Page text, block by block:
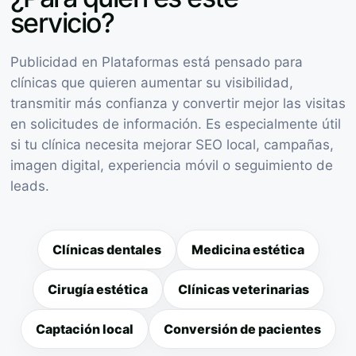
servicio?
Publicidad en Plataformas está pensado para
clínicas que quieren aumentar su visibilidad,
transmitir más confianza y convertir mejor las visitas
en solicitudes de información. Es especialmente útil
si tu clínica necesita mejorar SEO local, campañas,
imagen digital, experiencia móvil o seguimiento de
leads.
Clínicas dentales Medicina estética
Cirugía estética Clínicas veterinarias
Captación local Conversión de pacientes